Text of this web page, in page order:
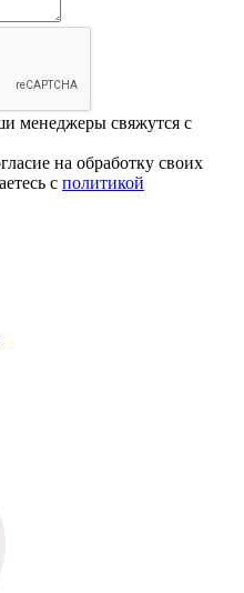
менеджеры свяжутся с
на обработку своих
с политикой